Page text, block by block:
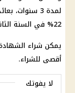
22% في السنة الثانية، و18% في السنة الأخيرة للشهادة.
يمكن شراء
أقصى للشراء.
لا يفوتك